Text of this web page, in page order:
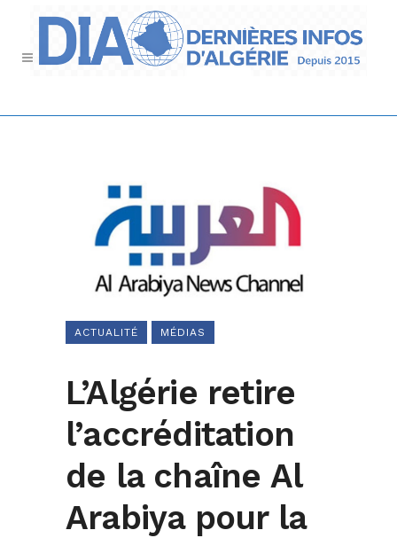
ACTUALITÉ MÉDIAS
L’Algérie retire
l’accréditation
de la chaîne Al
Arabiya pour la